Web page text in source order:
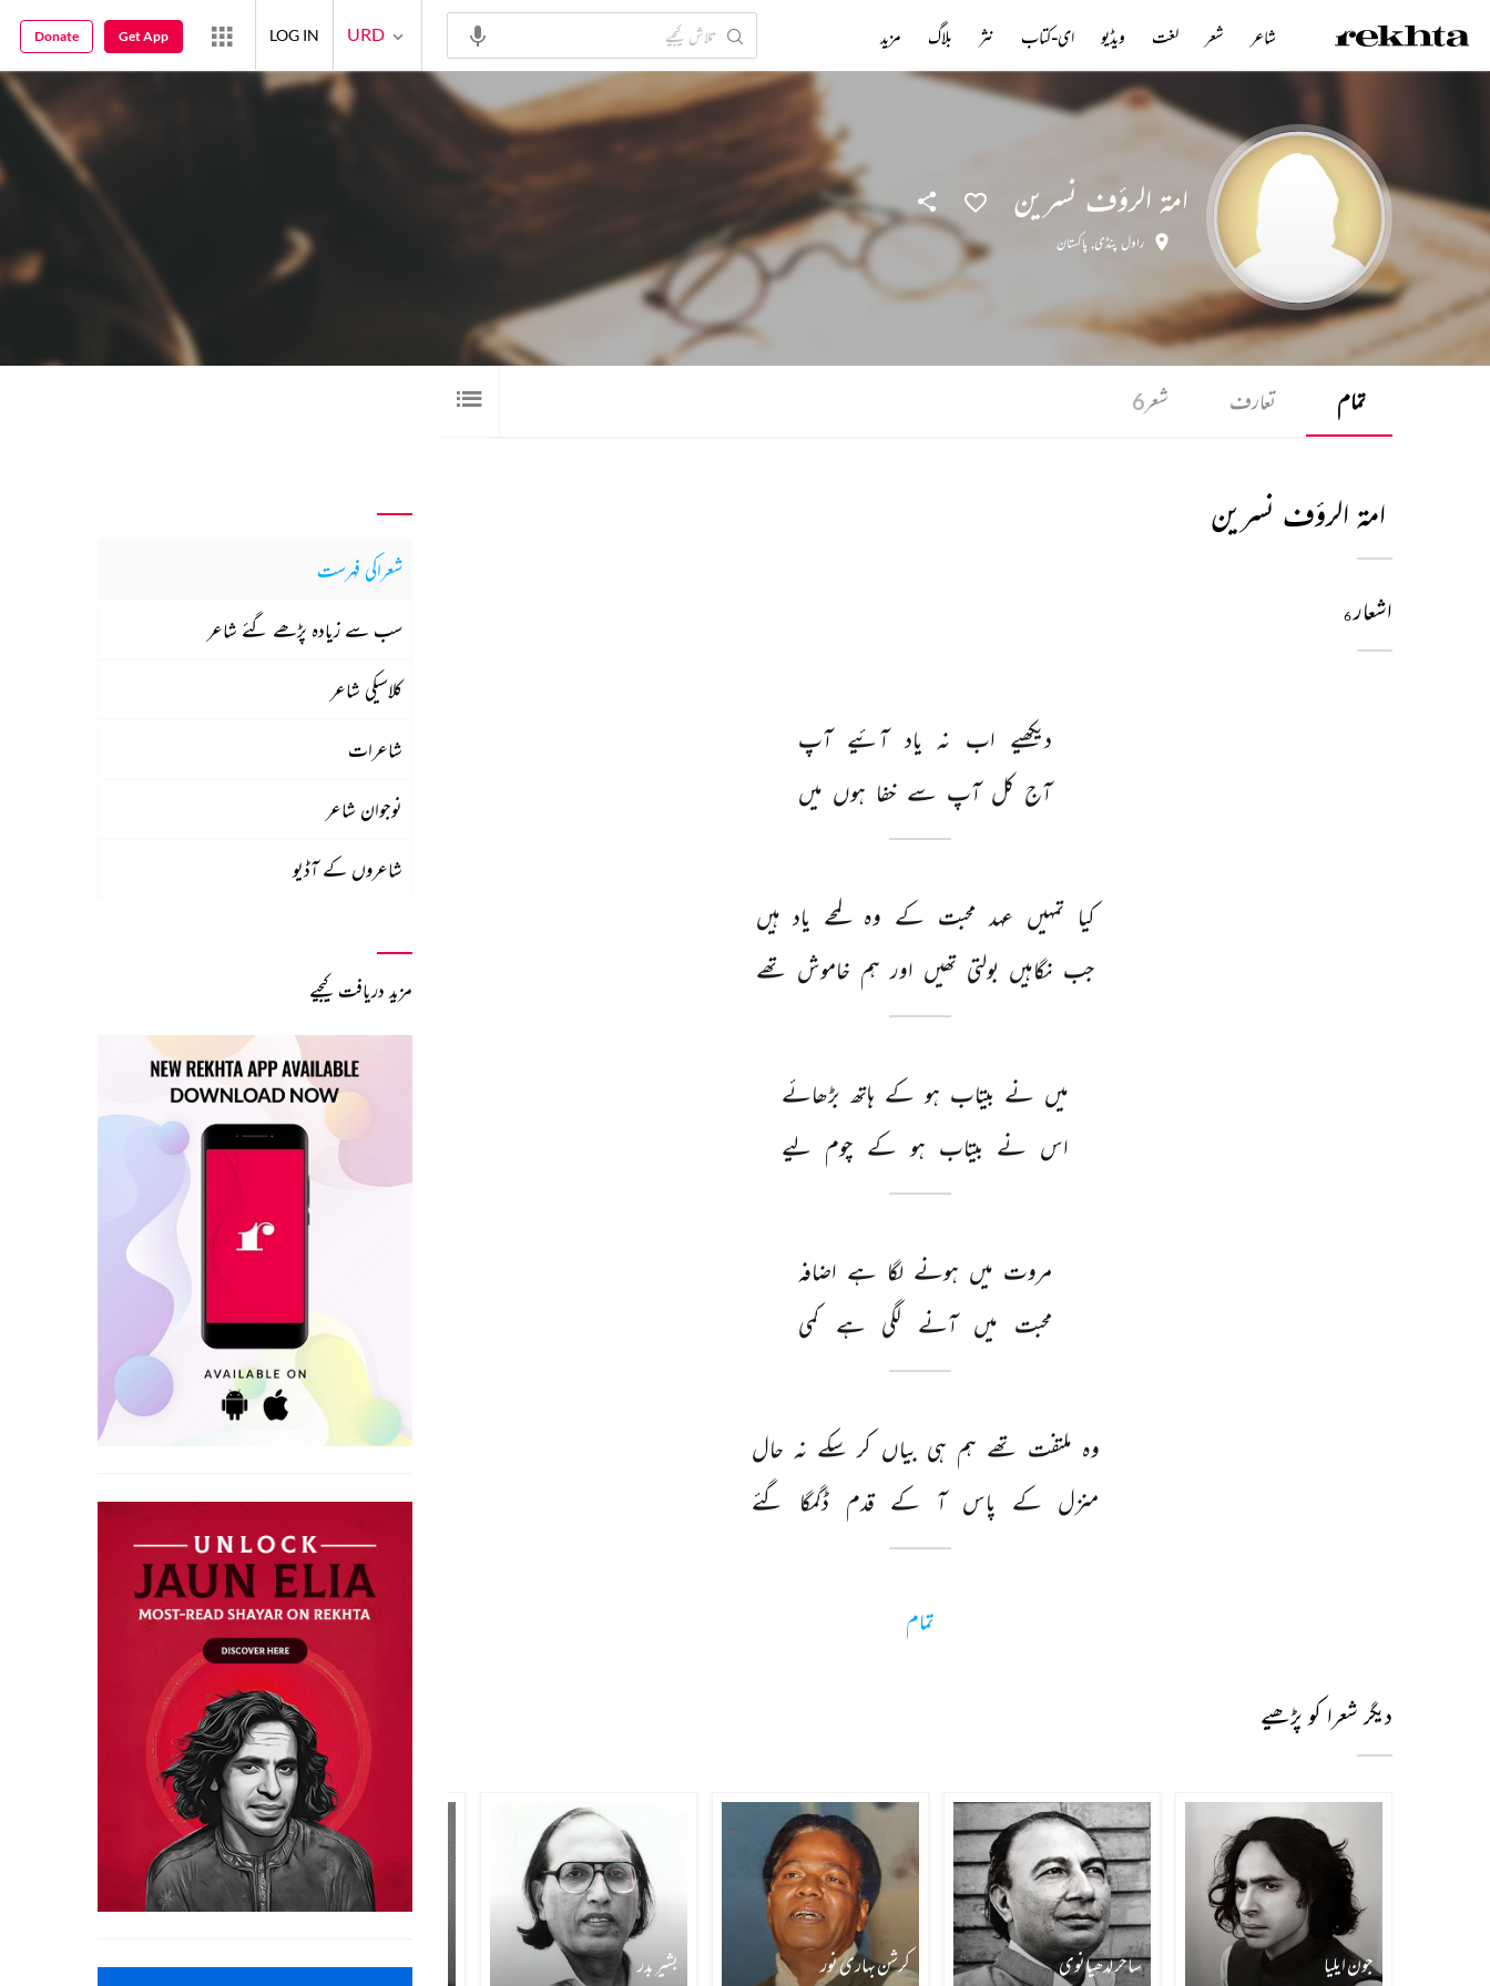
امۃ الرؤف نسرین
راول پنڈی, پاکستان
تمام تعارف شعر6
امۃ الرؤف نسرین
اشعار6
دیکھیے اب نہ یاد آئیے آپ
آج کل آپ سے خفا ہوں میں
کیا تمہیں عہد محبت کے وہ لمحے یاد ہیں
جب نگاہیں بولتی تھیں اور ہم خاموش تھے
میں نے بیتاب ہو کے ہاتھ بڑھائے
اس نے بیتاب ہو کے چوم لیے
مروت میں ہونے لگا ہے اضافہ
محبت میں آنے لگی ہے کمی
وہ ملتفت تھے ہم ہی بیاں کر سکے نہ حال
منزل کے پاس آ کے قدم ڈگمگا گئے
تمام
دیگر شعرا کو پڑھیے
جون ایلیا ساحر لدھیانوی کرشن بہاری نور بشیر بدر مصطفی زیدی عبد الحمید عدم
شعراکی فہرست
سب سے زیادہ پڑھے گئے شاعر
کلاسیکی شاعر
شاعرات
نوجوان شاعر
شاعروں کے آڈیو
مزید دریافت کیجیے
شاعر شعر لغت ویڈیو ای-کتاب نثر بلاگ مزید URD
LOG IN
Get App
Donate